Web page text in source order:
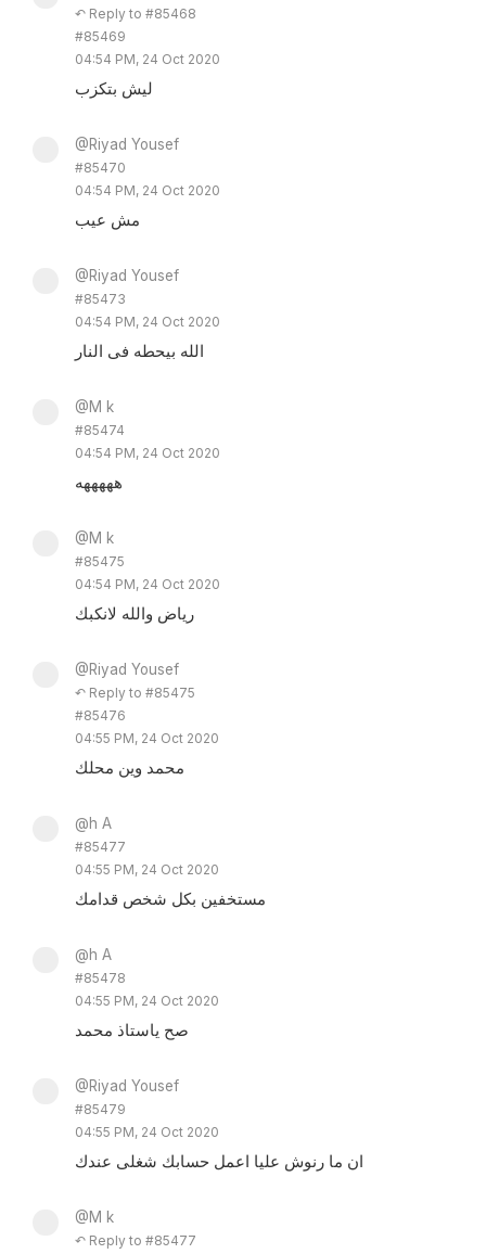
↶ Reply to #85468
#85469
04:54 PM, 24 Oct 2020
ليش بتكزب
@Riyad Yousef
#85470
04:54 PM, 24 Oct 2020
مش عيب
@Riyad Yousef
#85473
04:54 PM, 24 Oct 2020
الله بيحطه فى النار
@M k
#85474
04:54 PM, 24 Oct 2020
هههههه
@M k
#85475
04:54 PM, 24 Oct 2020
رياض والله لانكبك
@Riyad Yousef
↶ Reply to #85475
#85476
04:55 PM, 24 Oct 2020
محمد وين محلك
@h A
#85477
04:55 PM, 24 Oct 2020
مستخفين بكل شخص قدامك
@h A
#85478
04:55 PM, 24 Oct 2020
صح ياستاذ محمد
@Riyad Yousef
#85479
04:55 PM, 24 Oct 2020
ان ما رنوش عليا اعمل حسابك شغلى عندك
@M k
↶ Reply to #85477